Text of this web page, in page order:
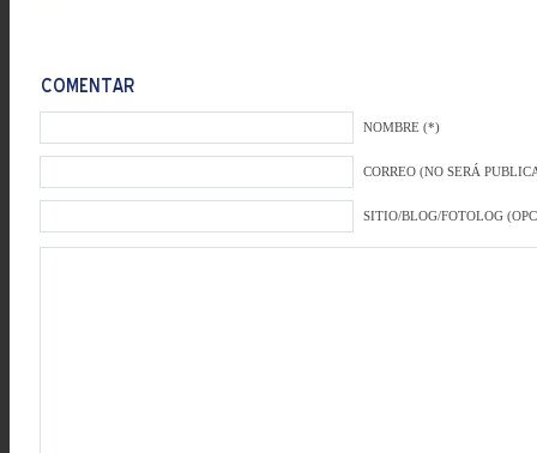
NOMBRE (*)
CORREO (NO SERÁ
SITIO/BLOG/FOTOLOG